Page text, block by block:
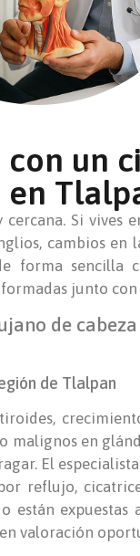
un
Si vives
cambios
forma sencilla
junto
de
de Tlalpan
en
El
reflujo,
están
valoración